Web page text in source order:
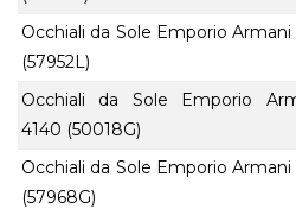
Occhiali da Sole Emporio Armani
(57952L)
Occhiali da Sole Emporio
4140 (50018G)
Occhiali da Sole Emporio Armani
(57968G)